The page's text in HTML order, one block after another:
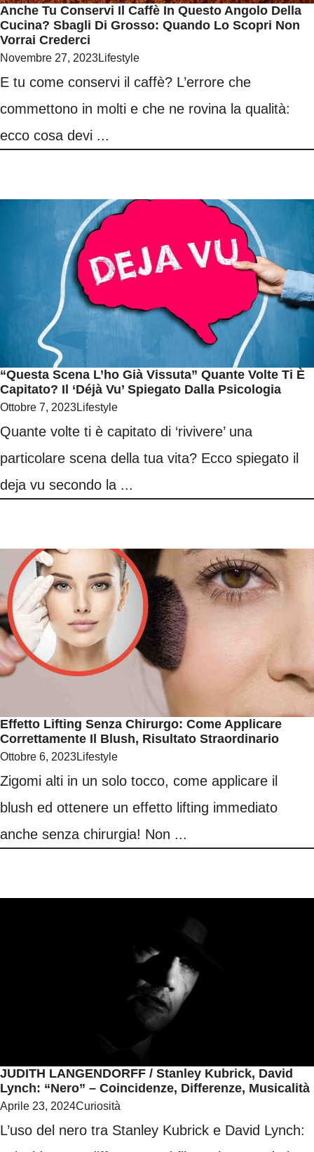
Anche Tu Conservi Il Caffè In Questo Angolo Della
Cucina? Sbagli Di Grosso: Quando Lo Scopri Non
Vorrai Crederci
Novembre 27, 2023Lifestyle
E tu come conservi il caffè? L’errore che
commettono in molti e che ne rovina la qualità:
ecco cosa devi ...
“Questa Scena L’ho Già Vissuta” Quante Volte Ti È
Capitato? Il ‘déjà Vu’ Spiegato Dalla Psicologia
Ottobre 7, 2023Lifestyle
Quante volte ti è capitato di ‘rivivere’ una
particolare scena della tua vita? Ecco spiegato il
deja vu secondo la ...
Effetto Lifting Senza Chirurgo: Come Applicare
Correttamente Il Blush, Risultato Straordinario
Ottobre 6, 2023Lifestyle
Zigomi alti in un solo tocco, come applicare il
blush ed ottenere un effetto lifting immediato
anche senza chirurgia! Non ...
JUDITH LANGENDORFF / Stanley Kubrick, David
Lynch: “nero” – Coincidenze, Differenze, Musicalità
Aprile 23, 2024Curiosità
L’uso del nero tra Stanley Kubrick e David Lynch: